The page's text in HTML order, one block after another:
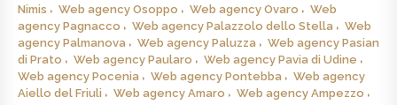
Nimis
Web agency Osoppo Web agency Ovaro
Web
agency Pagnacco
Web agency Palazzolo dello Stella
Web
agency Palmanova
Web agency Paluzza
Web agency Pasian
di Prato
Web agency Paularo
Web agency Pavia di Udine
Web agency Pocenia
Web agency Pontebba
Web agency
Aiello del Friuli
Web agency Amaro
Web agency Ampezzo